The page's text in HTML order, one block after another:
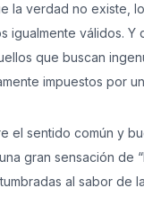
la verdad no existe,
igualmente válidos.
que buscan
impuestos por
el sentido común y
gran sensación de
al sabor de